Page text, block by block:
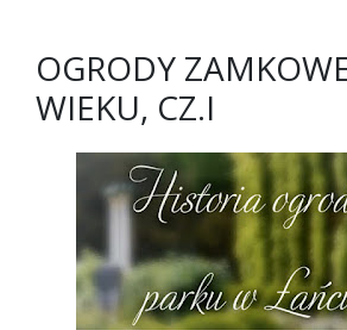
OGRODY
WIEKU, CZ.I